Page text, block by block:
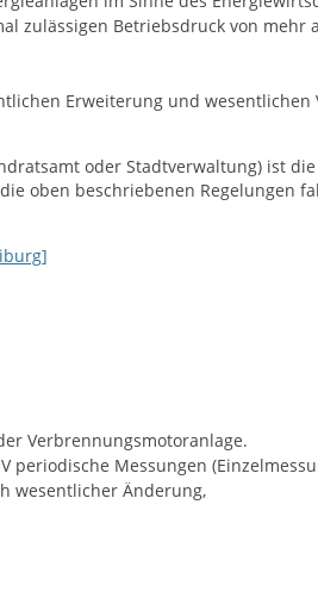
Bauhof
Landkreis
zulässigen Betriebsdruck von mehr
Erweiterung und wesentlichen
oder Stadtverwaltung) ist
oben beschriebenen Regelungen
Verbrennungsmotoranlage.
periodische Messungen
wesentlicher Änderung,